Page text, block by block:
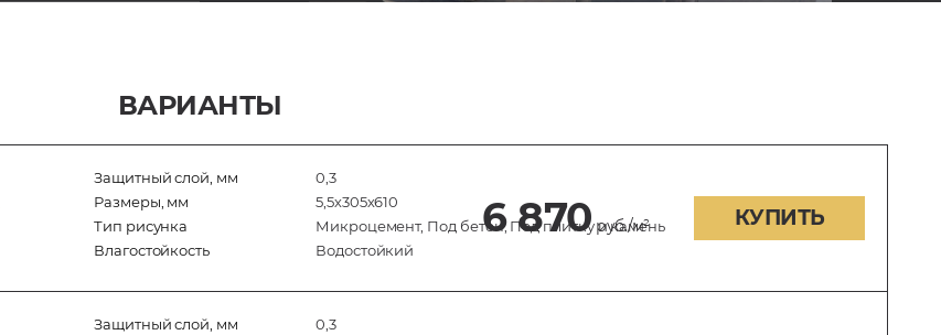
ВАРИАНТЫ
Защитный слой, мм
0,3
Размеры, мм
5,5х305х610
Тип рисунка
Микроцемент, Под бетон, Под плитку и камень
Влагостойкость
Водостойкий
6 870руб./м² КУПИТЬ
Защитный слой, мм
0,3